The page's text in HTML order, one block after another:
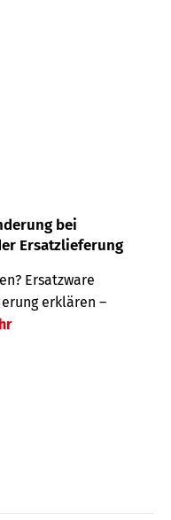
bei
Ersatzlieferung
Ersatzware
erklären –